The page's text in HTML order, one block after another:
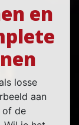
en
losse
aan
of de